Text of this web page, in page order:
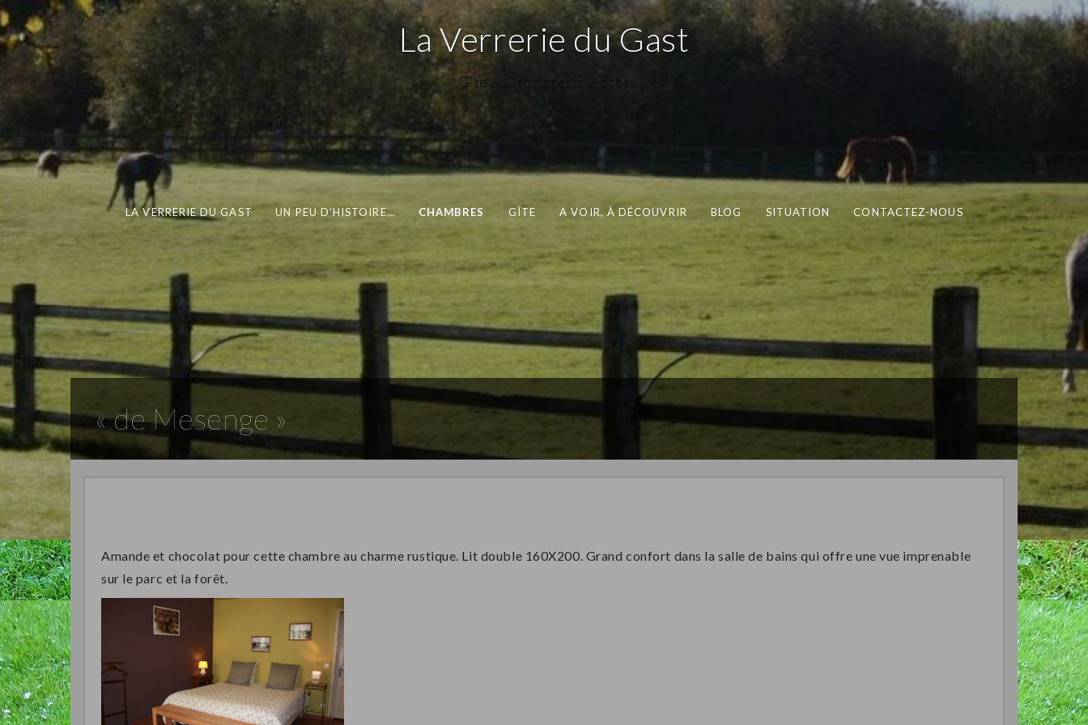
La Verrerie du Gast
Gîte & Chambres d'Hôtes
LA VERRERIE DU GAST UN PEU D’HISTOIRE… CHAMBRES GÎTE A VOIR, À DÉCOUVRIR BLOG SITUATION CONTACTEZ-NOUS
« de Mesenge »
Amande et chocolat pour cette chambre au charme rustique. Lit double 160X200. Grand confort dans la salle de bains qui offre une vue imprenable
sur le parc et la forêt.